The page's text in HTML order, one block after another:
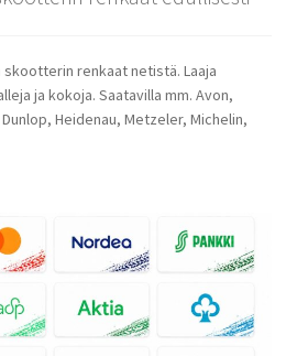
renkaat netistä. Laaja
ja kokoja. Saatavilla mm. Avon,
Heidenau, Metzeler, Michelin,